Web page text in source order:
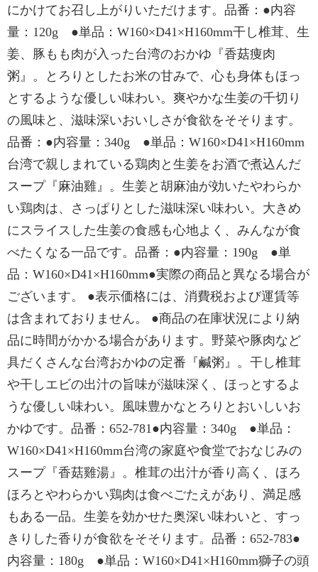
にかけてお召し上がりいただけます。品番：●内容
量：120g ●単品：W160×D41×H160mm干し椎茸、生
姜、豚もも肉が入った台湾のおかゆ『香菇痩肉
粥』。とろりとしたお米の甘みで、心も身体もほっ
とするような優しい味わい。爽やかな生姜の千切り
の風味と、滋味深いおいしさが食欲をそそります。
品番：●内容量：340g ●単品：W160×D41×H160mm
台湾で親しまれている鶏肉と生姜をお酒で煮込んだ
スープ『麻油雞』。生姜と胡麻油が効いたやわらか
い鶏肉は、さっぱりとした滋味深い味わい。大きめ
にスライスした生姜の食感も心地よく、みんなが食
べたくなる一品です。品番：●内容量：190g ●単
品：W160×D41×H160mm●実際の商品と異なる場合が
ございます。 ●表示価格には、消費税および運賃等
は含まれておりません。 ●商品の在庫状況により納
品に時間がかかる場合があります。野菜や豚肉など
具だくさんな台湾おかゆの定番『鹹粥』。干し椎茸
や干しエビの出汁の旨味が滋味深く、ほっとするよ
うな優しい味わい。風味豊かなとろりとおいしいお
かゆです。品番：652-781●内容量：340g ●単品：
W160×D41×H160mm台湾の家庭や食堂でおなじみの
スープ『香菇雞湯』。椎茸の出汁が香り高く、ほろ
ほろとやわらかい鶏肉は食べごたえがあり、満足感
もある一品。生姜を効かせた奥深い味わいと、すっ
きりした香りが食欲をそそります。品番：652-783●
内容量：180g ●単品：W160×D41×H160mm獅子の頭